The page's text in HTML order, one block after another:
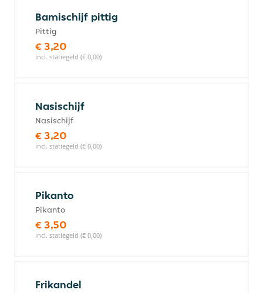
Bamischijf pittig
Pittig
€ 3,20
incl. statiegeld (€ 0,00)
Nasischijf
Nasischijf
€ 3,20
incl. statiegeld (€ 0,00)
Pikanto
Pikanto
€ 3,50
incl. statiegeld (€ 0,00)
Frikandel